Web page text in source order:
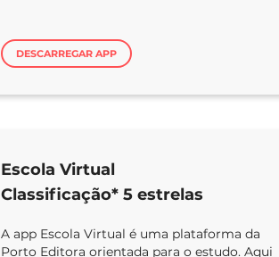
DESCARREGAR APP
Escola Virtual
Classificação* 5 estrelas
A app Escola Virtual é uma plataforma da
Porto Editora orientada para o estudo. Aqui